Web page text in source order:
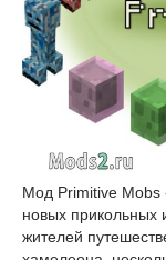
Мод Primitive Mobs
новых прикольных
жителей